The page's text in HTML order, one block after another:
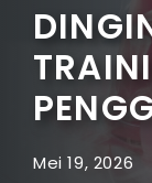
Mei 19, 2026